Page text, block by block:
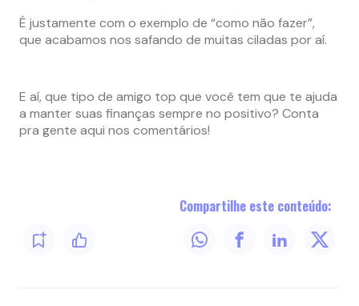
É justamente com o exemplo de “como não fazer”,
que acabamos nos safando de muitas ciladas por aí.
E aí, que tipo de amigo top que você tem que te ajuda
a manter suas finanças sempre no positivo? Conta
pra gente aqui nos comentários!
Compartilhe este conteúdo: